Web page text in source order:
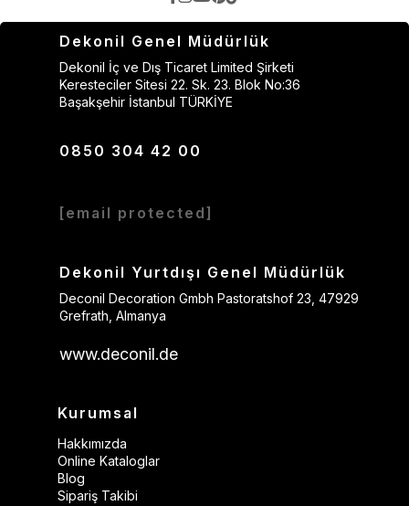
Dekonil Genel Müdürlük
Dekonil İç ve Dış Ticaret Limited Şirketi
Keresteciler Sitesi 22. Sk. 23. Blok No:36
Başakşehir İstanbul TÜRKİYE
0850 304 42 00
[email protected]
Dekonil Yurtdışı Genel Müdürlük
Deconil Decoration Gmbh Pastoratshof 23, 47929
Grefrath, Almanya
www.deconil.de
Kurumsal
Hakkımızda
Online Kataloglar
Blog
Sipariş Takibi